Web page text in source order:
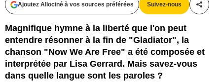
Ajoutez Allociné à vos sources préférées Suivez-nous
Magnifique hymne à la liberté que l'on peut
entendre résonner à la fin de "Gladiator", la
chanson "Now We Are Free" a été composée et
interprétée par Lisa Gerrard. Mais savez-vous
dans quelle langue sont les paroles ?